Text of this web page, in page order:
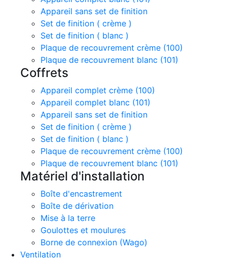
Appareil sans set de finition
Set de finition ( crème )
Set de finition ( blanc )
Plaque de recouvrement crème (100)
Plaque de recouvrement blanc (101)
Coffrets
Appareil complet crème (100)
Appareil complet blanc (101)
Appareil sans set de finition
Set de finition ( crème )
Set de finition ( blanc )
Plaque de recouvrement crème (100)
Plaque de recouvrement blanc (101)
Matériel d'installation
Boîte d'encastrement
Boîte de dérivation
Mise à la terre
Goulottes et moulures
Borne de connexion (Wago)
Ventilation